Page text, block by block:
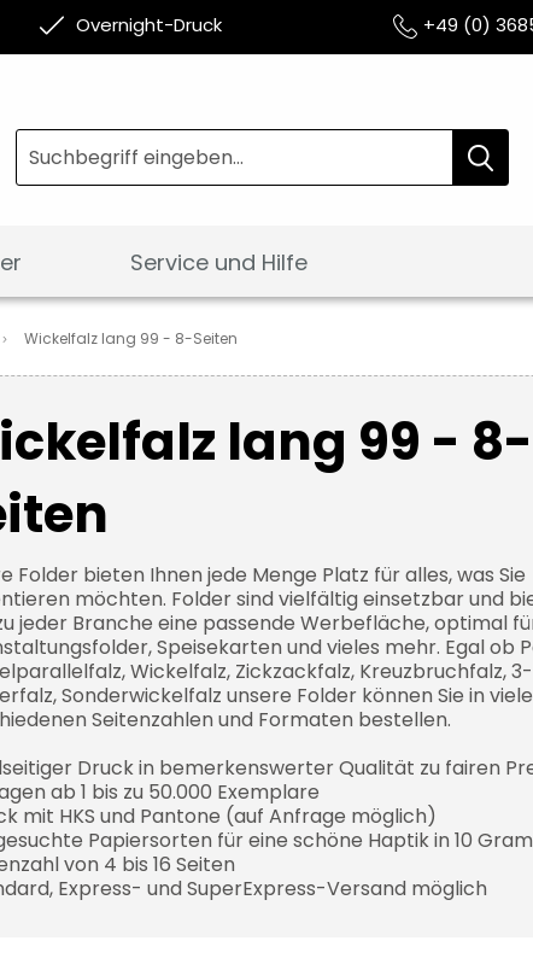
Overnight-Druck +49 (0)
Service und Hilfe
Wickelfalz lang 99 - 8-Seiten
lang 99 - 8-
Folder bieten Ihnen jede Menge Platz für alles, was Sie
möchten. Folder sind vielfältig einsetzbar und
jeder Branche eine passende Werbefläche, optimal
Speisekarten und vieles mehr. Egal ob
Wickelfalz, Zickzackfalz, Kreuzbruchfalz,
Sonderwickelfalz unsere Folder können Sie in
Seitenzahlen und Formaten bestellen.
Druck in bemerkenswerter Qualität zu fairen
ab 1 bis zu 50.000 Exemplare
mit HKS und Pantone (auf Anfrage möglich)
Papiersorten für eine schöne Haptik in 10
von 4 bis 16 Seiten
Express- und SuperExpress-Versand möglich